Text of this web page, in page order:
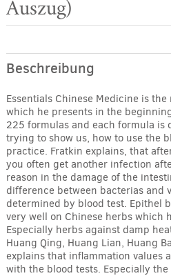
Auszug)
Beschreibung
Essentials Chinese Medicine is
which he presents in the
225 formulas and each formula is
trying to show us, how to use the
practice. Fratkin explains, that
you often get another infection
reason in the damage of the
difference between bacterias and
determined by blood test. Epithel
very well on Chinese herbs which
Especially herbs against damp
Huang Qing, Huang Lian, Huang
explains that inflammation values
with the blood tests. Especially